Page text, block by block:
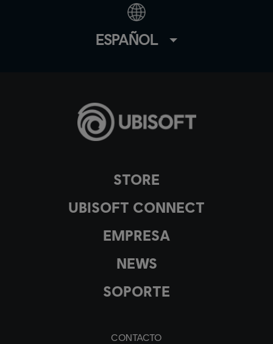
STORE
UBISOFT CONNECT
EMPRESA
NEWS
SOPORTE
CONTACTO
ESPAÑOL